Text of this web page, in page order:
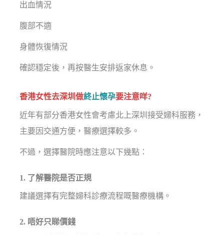
出血情況
腹部不適
身體恢復情況
確認穩定後，再按醫生安排返家休息。
香港女性去深圳做終止懷孕要注意咩?
近年有部分香港女性會考慮北上深圳接受婦科服務，
主要因交通方便，醫療選擇較多。
不過，選擇醫院時應注意以下幾點：
1. 了解醫院是否正規
建議選擇有完整婦科診療流程嘅醫療機構。
2. 唔好只睇價錢